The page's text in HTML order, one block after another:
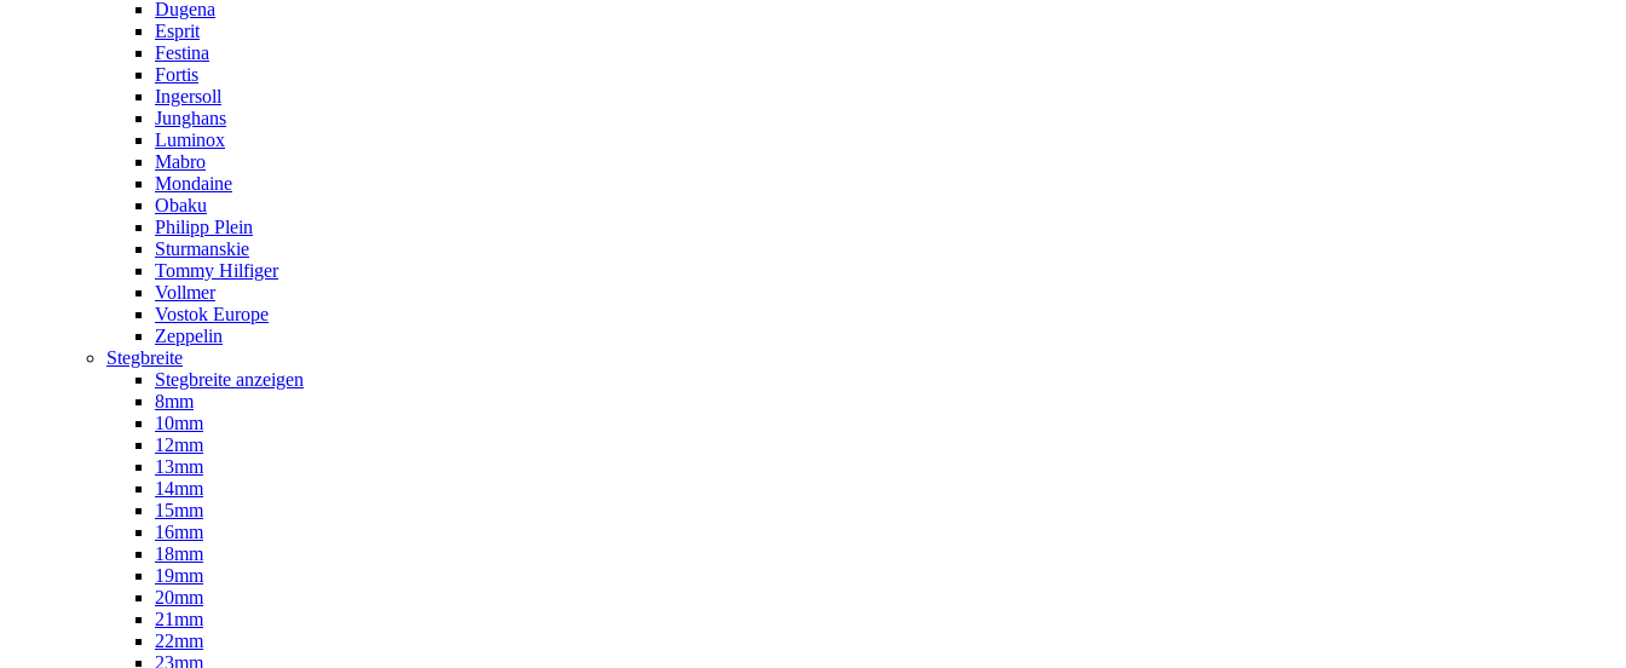
Dugena
Esprit
Festina
Fortis
Ingersoll
Junghans
Luminox
Mabro
Mondaine
Obaku
Philipp Plein
Sturmanskie
Tommy Hilfiger
Vollmer
Vostok Europe
Zeppelin
Stegbreite
Stegbreite anzeigen
8mm
10mm
12mm
13mm
14mm
15mm
16mm
18mm
19mm
20mm
21mm
22mm
23mm